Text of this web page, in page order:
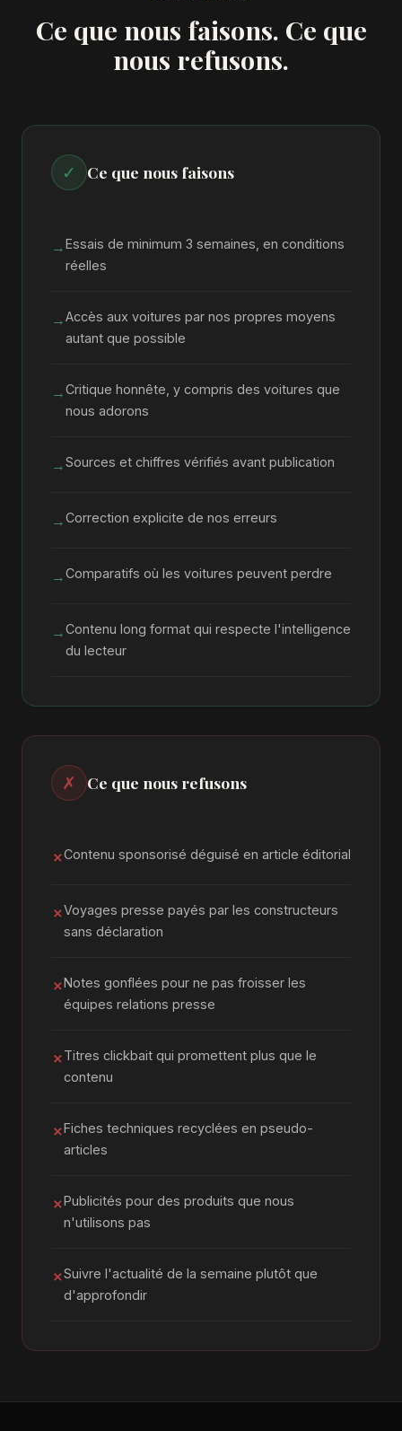
Ce que nous faisons. Ce que
nous refusons.
✓ Ce que nous faisons
→Essais de minimum 3 semaines, en conditions
réelles
→Accès aux voitures par nos propres moyens
autant que possible
→Critique honnête, y compris des voitures que
nous adorons
→Sources et chiffres vérifiés avant publication
→Correction explicite de nos erreurs
→Comparatifs où les voitures peuvent perdre
→Contenu long format qui respecte l'intelligence
du lecteur
✗ Ce que nous refusons
✗Contenu sponsorisé déguisé en article éditorial
✗Voyages presse payés par les constructeurs
sans déclaration
✗Notes gonflées pour ne pas froisser les
équipes relations presse
✗Titres clickbait qui promettent plus que le
contenu
✗Fiches techniques recyclées en pseudo-
articles
✗Publicités pour des produits que nous
n'utilisons pas
✗Suivre l'actualité de la semaine plutôt que
d'approfondir